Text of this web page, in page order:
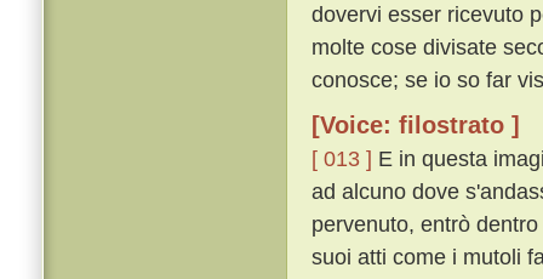
dovervi esser ricevuto
molte cose divisate
conosce; se io so far
[Voice: filostrato ]
[ 013 ] E in questa
ad alcuno dove
pervenuto, entrò
suoi atti come i mutoli